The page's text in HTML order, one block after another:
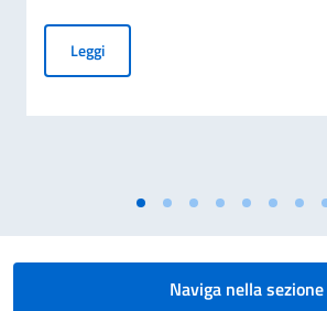
LeggiMessaggio dell'On. Ministro per
Naviga nella sezione